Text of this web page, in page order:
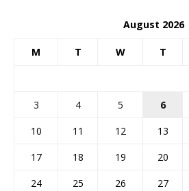
August 2026
M T W T
3
4 5 6
10
11 12 13
17
18 19 20
24
25 26 27